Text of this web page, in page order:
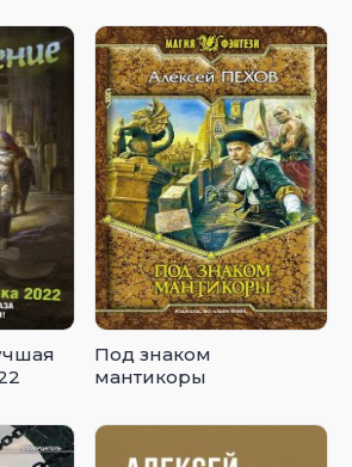
Под знаком
мантикоры